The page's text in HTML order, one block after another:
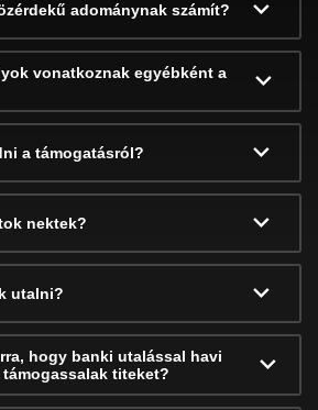
adománynak számít?
vonatkoznak egyébként a
a támogatásról?
nektek?
utalni?
hogy banki utalással havi
titeket?